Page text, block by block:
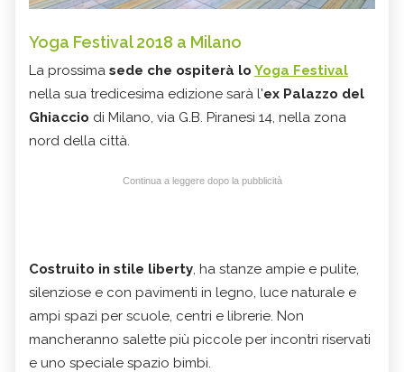
Yoga Festival 2018 a Milano
La prossima sede che ospiterà lo Yoga Festival
nella sua tredicesima edizione sarà l'ex Palazzo del
Ghiaccio di Milano, via G.B. Piranesi 14, nella zona
nord della città.
Continua a leggere dopo la pubblicità
Costruito in stile liberty, ha stanze ampie e pulite,
silenziose e con pavimenti in legno, luce naturale e
ampi spazi per scuole, centri e librerie. Non
mancheranno salette più piccole per incontri riservati
e uno speciale spazio bimbi.